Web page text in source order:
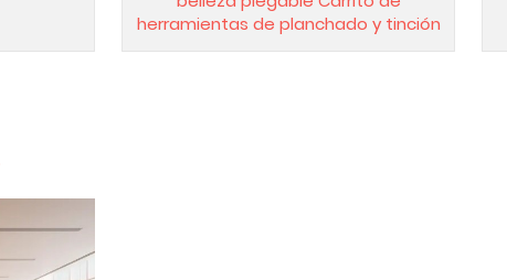
herramientas de planchado y tinción